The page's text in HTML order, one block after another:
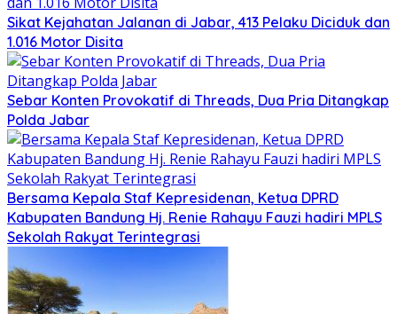
Sikat Kejahatan Jalanan di Jabar, 413 Pelaku Diciduk dan
1.016 Motor Disita
Sebar Konten Provokatif di Threads, Dua Pria Ditangkap
Polda Jabar
Bersama Kepala Staf Kepresidenan, Ketua DPRD
Kabupaten Bandung Hj. Renie Rahayu Fauzi hadiri MPLS
Sekolah Rakyat Terintegrasi